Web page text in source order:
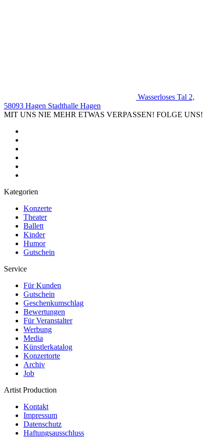
Wasserloses Tal 2,
58093 Hagen Stadthalle Hagen
MIT UNS NIE MEHR ETWAS VERPASSEN! FOLGE UNS!
Kategorien
Konzerte
Theater
Ballett
Kinder
Humor
Gutschein
Service
Für Kunden
Gutschein
Geschenkumschlag
Bewertungen
Für Veranstalter
Werbung
Media
Künstlerkatalog
Konzertorte
Archiv
Job
Artist Production
Kontakt
Impressum
Datenschutz
Haftungsausschluss